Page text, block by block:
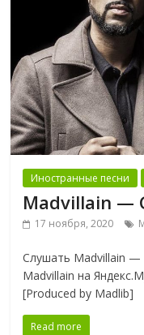
Иностранные песни
Madvillain —
17 ноября, 2020
Слушать Madvillain
Madvillain на
[Produced by Madlib]
Read more